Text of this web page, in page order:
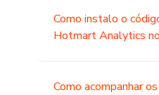
Como instalo o
Hotmart Analytics
Como acompanhar